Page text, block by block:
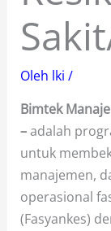
Oleh lki /
Bimtek
–adalah
untuk
manajemen,
operasional
(Fasyankes)